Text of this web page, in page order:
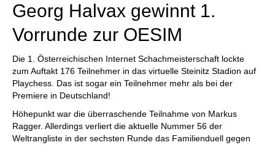
Georg Halvax gewinnt 1.
Vorrunde zur OESIM
Die 1. Österreichischen Internet Schachmeisterschaft lockte
zum Auftakt 176 Teilnehmer in das virtuelle Steinitz Stadion auf
Playchess. Das ist sogar ein Teilnehmer mehr als bei der
Premiere in Deutschland!
Höhepunkt war die überraschende Teilnahme von Markus
Ragger. Allerdings verliert die aktuelle Nummer 56 der
Weltrangliste in der sechsten Runde das Familienduell gegen